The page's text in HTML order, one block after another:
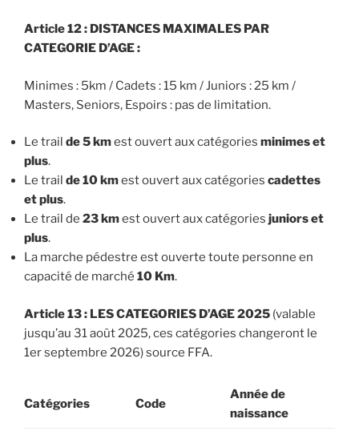
Article 12 : DISTANCES MAXIMALES PAR
CATEGORIE D’AGE :
Minimes : 5km / Cadets : 15 km / Juniors : 25 km /
Masters, Seniors, Espoirs : pas de limitation.
Le trail de 5 kmest ouvert aux catégories minimes et
plus.
Le trail de 10 kmest ouvert aux catégories cadettes
et plus.
Le trail de 23 kmest ouvert aux catégories juniors et
plus.
La marche pédestre est ouverte toute personne en
capacité de marché 10 Km.
Article 13 : LES CATEGORIES D’AGE 2025 (valable
jusqu’au 31 août 2025, ces catégories changeront le
1er septembre 2026) source FFA.
Catégories Code
Année de
naissance